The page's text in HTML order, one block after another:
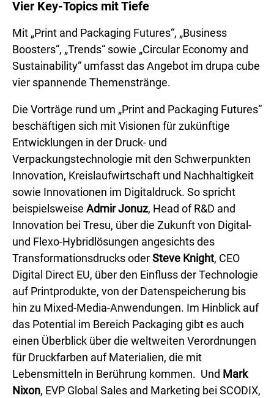
Vier Key-Topics mit Tiefe
Mit „Print and Packaging Futures“, „Business
Boosters“, „Trends“ sowie „Circular Economy and
Sustainability“ umfasst das Angebot im drupa cube
vier spannende Themenstränge.
Die Vorträge rund um „Print and Packaging Futures“
beschäftigen sich mit Visionen für zukünftige
Entwicklungen in der Druck- und
Verpackungstechnologie mit den Schwerpunkten
Innovation, Kreislaufwirtschaft und Nachhaltigkeit
sowie Innovationen im Digitaldruck. So spricht
beispielsweise Admir Jonuz, Head of R&D and
Innovation bei Tresu, über die Zukunft von Digital-
und Flexo-Hybridlösungen angesichts des
Transformationsdrucks oderSteve Knight, CEO
Digital Direct EU, über den Einfluss der Technologie
auf Printprodukte, von der Datenspeicherung bis
hin zu Mixed-Media-Anwendungen. Im Hinblick auf
das Potential im Bereich Packaging gibt es auch
einen Überblick über die weltweiten Verordnungen
für Druckfarben auf Materialien, die mit
Lebensmitteln in Berührung kommen. Und Mark
Nixon, EVP Global Sales and Marketing bei SCODIX,